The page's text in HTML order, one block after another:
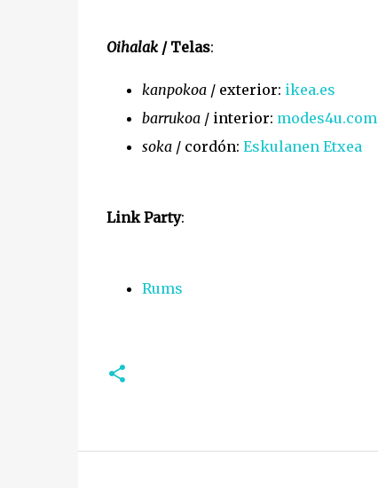
Oihalak/ Telas:
kanpokoa/ exterior: ikea.es
barrukoa/ interior: modes4u.com
soka/ cordón: Eskulanen Etxea
Link Party:
Rums